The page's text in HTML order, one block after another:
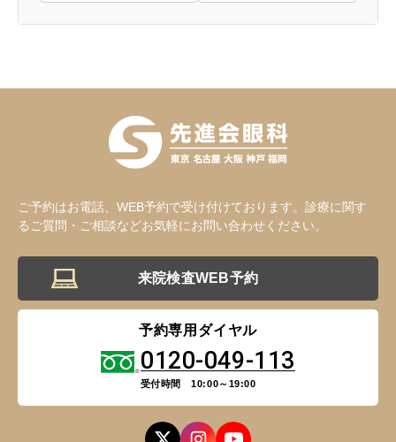
ご予約はお電話、WEB予約で受け付けております。診療に関す
るご質問・ご相談などお気軽にお問い合わせください。
来院検査WEB予約
予約専用ダイヤル
0120-049-113
受付時間 10:00～19:00